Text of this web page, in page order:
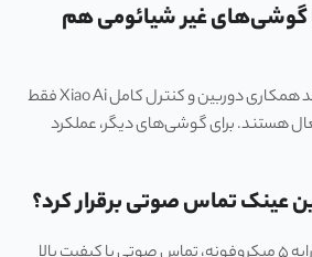
گوشی‌های غیر شیائومی هم
بله، اما برخی قابلیت‌ها مانند همکاری دوربین و کنترل کامل Xiao Ai فقط
هستند. برای گوشی‌های دیگر، عملکرد
عینک تماس صوتی برقرار کرد؟